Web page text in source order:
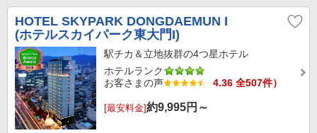
HOTEL SKYPARK DONGDAEMUN I
(ホテルスカイパーク東大門I)
駅チカ＆立地抜群の4つ星ホテル
ホテルランク
お客さまの声
4.36 全507件）
[最安料金]約9,995円～